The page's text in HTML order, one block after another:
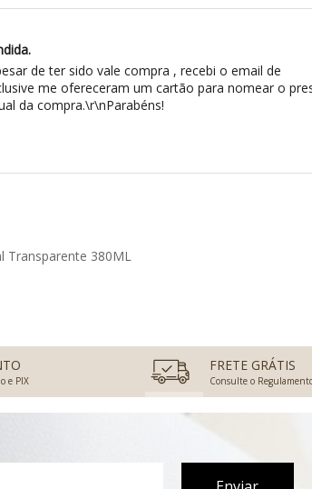
de ter sido vale compra , recebi o email de
me ofereceram um cartão para nomear o
da compra.\r\nParabéns!
Transparente 380ML
e PIX
FRETE GRÁTIS
Consulte o